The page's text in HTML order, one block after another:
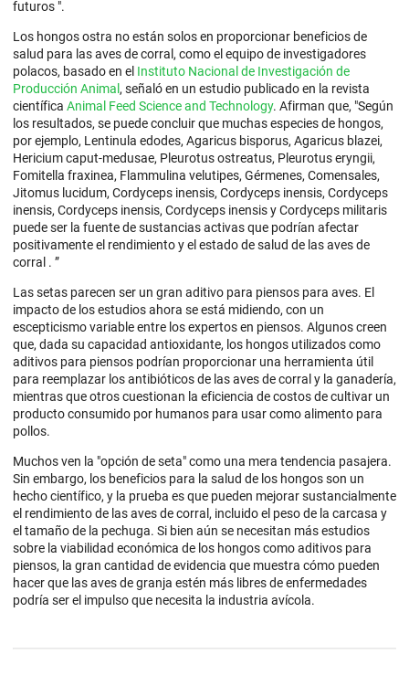
futuros ".
Los hongos ostra no están solos en proporcionar beneficios de
salud para las aves de corral, como el equipo de investigadores
polacos, basado en el Instituto Nacional de Investigación de
Producción Animal , señaló en un estudio publicado en la revista
científica Animal Feed Science and Technology. Afirman que, "Según
los resultados, se puede concluir que muchas especies de hongos,
por ejemplo, Lentinula edodes, Agaricus bisporus, Agaricus blazei,
Hericium caput-medusae, Pleurotus ostreatus, Pleurotus eryngii,
Fomitella fraxinea, Flammulina velutipes, Gérmenes, Comensales,
Jitomus lucidum, Cordyceps inensis, Cordyceps inensis, Cordyceps
inensis, Cordyceps inensis, Cordyceps inensis y Cordyceps militaris
puede ser la fuente de sustancias activas que podrían afectar
positivamente el rendimiento y el estado de salud de las aves de
corral . ”
Las setas parecen ser un gran aditivo para piensos para aves. El
impacto de los estudios ahora se está midiendo, con un
escepticismo variable entre los expertos en piensos. Algunos creen
que, dada su capacidad antioxidante, los hongos utilizados como
aditivos para piensos podrían proporcionar una herramienta útil
para reemplazar los antibióticos de las aves de corral y la ganadería,
mientras que otros cuestionan la eficiencia de costos de cultivar un
producto consumido por humanos para usar como alimento para
pollos.
Muchos ven la "opción de seta" como una mera tendencia pasajera.
Sin embargo, los beneficios para la salud de los hongos son un
hecho científico, y la prueba es que pueden mejorar sustancialmente
el rendimiento de las aves de corral, incluido el peso de la carcasa y
el tamaño de la pechuga. Si bien aún se necesitan más estudios
sobre la viabilidad económica de los hongos como aditivos para
piensos, la gran cantidad de evidencia que muestra cómo pueden
hacer que las aves de granja estén más libres de enfermedades
podría ser el impulso que necesita la industria avícola.